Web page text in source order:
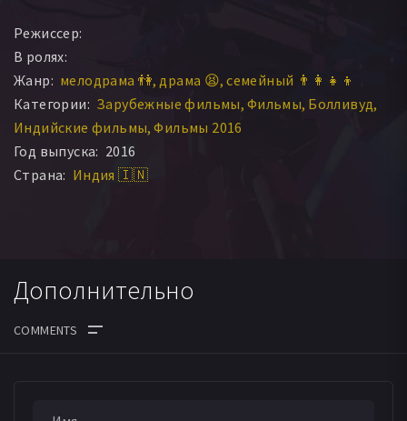
Режиссер:
В ролях:
Жанр: мелодрама 👫 драма 😫 семейный 👨‍👩‍👧‍👦
Категории: Зарубежные фильмы Фильмы Болливуд
Индийские фильмы Фильмы 2016
Год выпуска: 2016
Страна: Индия 🇮🇳
Дополнительно